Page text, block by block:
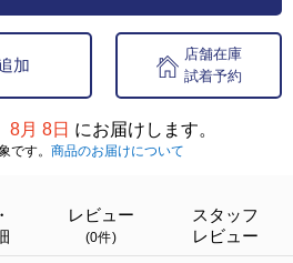
加
店舗在庫
試着予約
8月 8日 にお届けします。
です。 商品のお届けについて
レビュー
(0件)
スタッフ
レビュー